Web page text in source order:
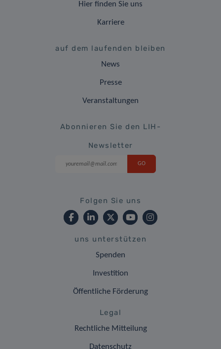
Hier finden Sie uns
Karriere
auf dem laufenden bleiben
News
Presse
Veranstaltungen
Abonnieren Sie den LIH-
Newsletter
Folgen Sie uns
uns unterstützen
Spenden
Investition
Öffentliche Förderung
Legal
Rechtliche Mitteilung
Datenschutz